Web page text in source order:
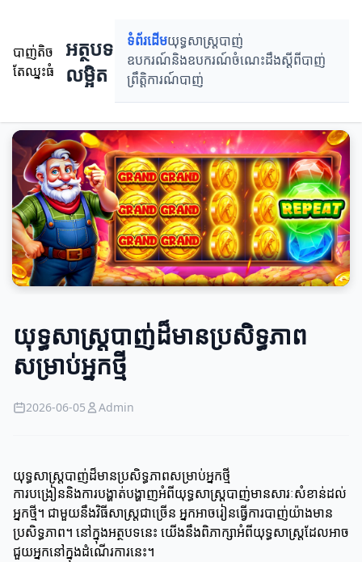
បាញ់តិច
តែឈ្នះធំ
អត្ថបទ
លម្អិត
ទំព័រដើមយុទ្ធសាស្ត្របាញ់
ឧបករណ៍និងឧបករណ៍ចំណេះដឹងស្តីពីបាញ់
ព្រឹតិ្តការណ៍បាញ់
យុទ្ធសាស្ត្របាញ់ដ៏មានប្រសិទ្ធភាព
សម្រាប់អ្នកថ្មី
2026-06-05 Admin
យុទ្ធសាស្ត្របាញ់ដ៏មានប្រសិទ្ធភាពសម្រាប់អ្នកថ្មី
ការបង្រៀននិងការបង្ហាត់បង្ហាញអំពីយុទ្ធសាស្ត្របាញ់មានសារៈសំខាន់ដល់
អ្នកថ្មី។ ជាមួយនឹងវិធីសាស្ត្រជាច្រើន អ្នកអាចរៀនធ្វើការបាញ់យ៉ាងមាន
ប្រសិទ្ធភាព។ នៅក្នុងអត្ថបទនេះ យើងនឹងពិភាក្សាអំពីយុទ្ធសាស្ត្រដែលអាច
ជួយអ្នកនៅក្នុងដំណើរការនេះ។